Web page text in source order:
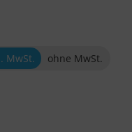
MwSt. ohne MwSt.